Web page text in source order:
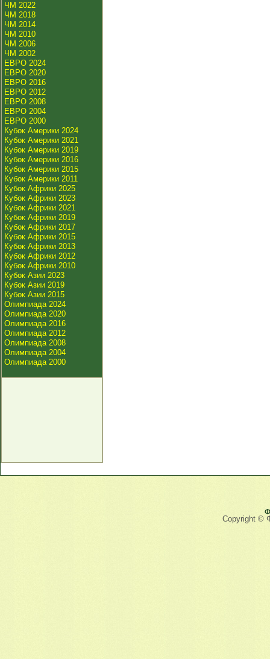
ЧМ 2022
ЧМ 2018
ЧМ 2014
ЧМ 2010
ЧМ 2006
ЧМ 2002
ЕВРО 2024
ЕВРО 2020
ЕВРО 2016
ЕВРО 2012
ЕВРО 2008
ЕВРО 2004
ЕВРО 2000
Кубок Америки 2024
Кубок Америки 2021
Кубок Америки 2019
Кубок Америки 2016
Кубок Америки 2015
Кубок Америки 2011
Кубок Африки 2025
Кубок Африки 2023
Кубок Африки 2021
Кубок Африки 2019
Кубок Африки 2017
Кубок Африки 2015
Кубок Африки 2013
Кубок Африки 2012
Кубок Африки 2010
Кубок Азии 2023
Кубок Азии 2019
Кубок Азии 2015
Олимпиада 2024
Олимпиада 2020
Олимпиада 2016
Олимпиада 2012
Олимпиада 2008
Олимпиада 2004
Олимпиада 2000
Copyright ©